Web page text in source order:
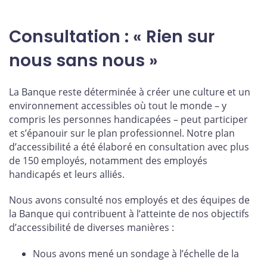
Consultation : « Rien sur
nous sans nous »
La Banque reste déterminée à créer une culture et un
environnement accessibles où tout le monde – y
compris les personnes handicapées – peut participer
et s’épanouir sur le plan professionnel. Notre plan
d’accessibilité a été élaboré en consultation avec plus
de 150 employés, notamment des employés
handicapés et leurs alliés.
Nous avons consulté nos employés et des équipes de
la Banque qui contribuent à l’atteinte de nos objectifs
d’accessibilité de diverses manières :
Nous avons mené un sondage à l’échelle de la